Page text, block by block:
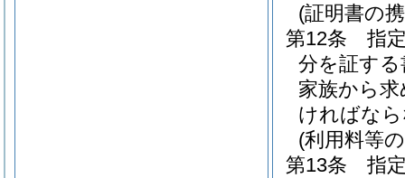
(証明書の
第12条
指
分を証す
家族から
ければな
(利用料等
第13条
指